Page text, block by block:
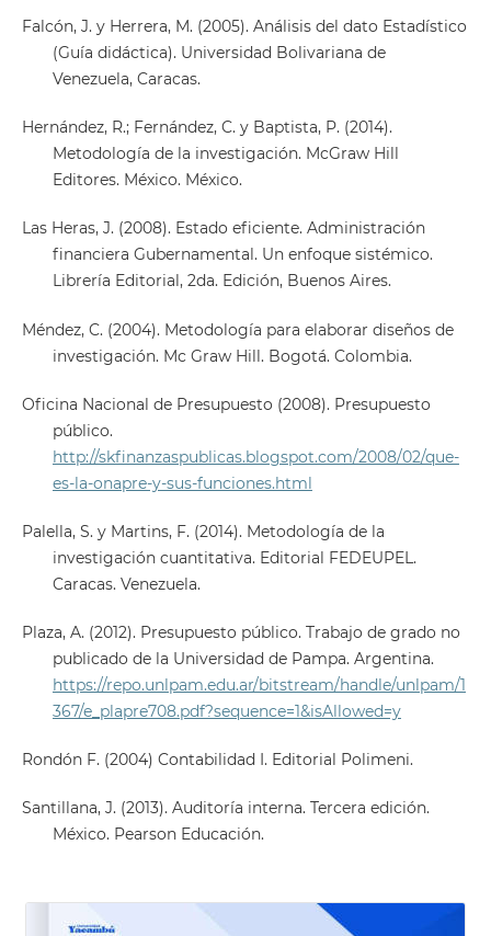
Falcón, J. y Herrera, M. (2005). Análisis del dato Estadístico
(Guía didáctica). Universidad Bolivariana de
Venezuela, Caracas.
Hernández, R.; Fernández, C. y Baptista, P. (2014).
Metodología de la investigación. McGraw Hill
Editores. México. México.
Las Heras, J. (2008). Estado eficiente. Administración
financiera Gubernamental. Un enfoque sistémico.
Librería Editorial, 2da. Edición, Buenos Aires.
Méndez, C. (2004). Metodología para elaborar diseños de
investigación. Mc Graw Hill. Bogotá. Colombia.
Oficina Nacional de Presupuesto (2008). Presupuesto
público.
http://skfinanzaspublicas.blogspot.com/2008/02/que-
es-la-onapre-y-sus-funciones.html
Palella, S. y Martins, F. (2014). Metodología de la
investigación cuantitativa. Editorial FEDEUPEL.
Caracas. Venezuela.
Plaza, A. (2012). Presupuesto público. Trabajo de grado no
publicado de la Universidad de Pampa. Argentina.
https://repo.unlpam.edu.ar/bitstream/handle/unlpam/1
367/e_plapre708.pdf?sequence=1&isAllowed=y
Rondón F. (2004) Contabilidad I. Editorial Polimeni.
Santillana, J. (2013). Auditoría interna. Tercera edición.
México. Pearson Educación.